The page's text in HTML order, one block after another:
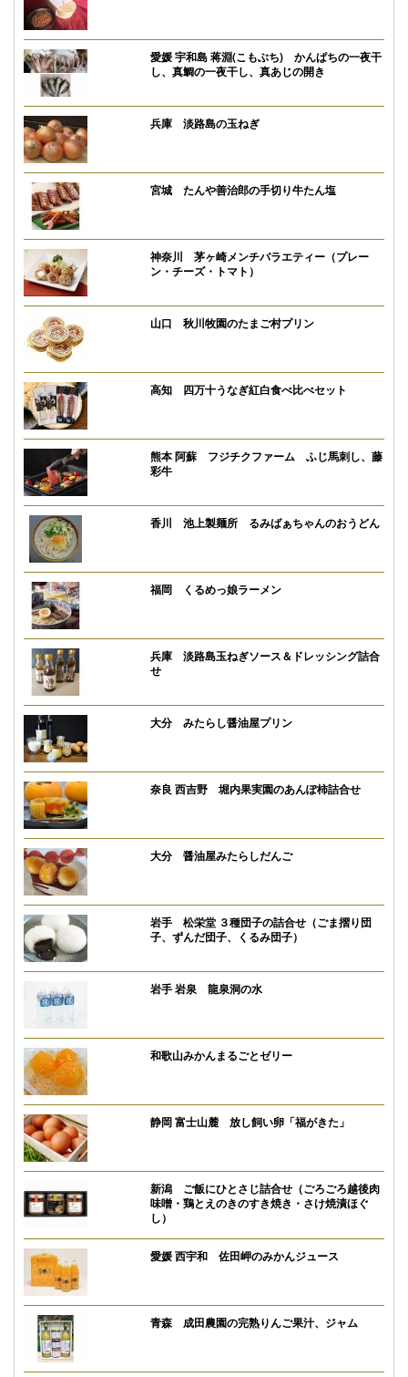
愛媛 宇和島 蒋淵(こもぶち) かんぱちの一夜干
し、真鯛の一夜干し、真あじの開き
兵庫 淡路島の玉ねぎ
宮城 たんや善治郎の手切り牛たん塩
神奈川 茅ヶ崎メンチバラエティー（プレー
ン・チーズ・トマト）
山口 秋川牧園のたまご村プリン
高知 四万十うなぎ紅白食べ比べセット
熊本 阿蘇 フジチクファーム ふじ馬刺し、藤
彩牛
香川 池上製麺所 るみばぁちゃんのおうどん
福岡 くるめっ娘ラーメン
兵庫 淡路島玉ねぎソース＆ドレッシング詰合
せ
大分 みたらし醤油屋プリン
奈良 西吉野 堀内果実園のあんぽ柿詰合せ
大分 醤油屋みたらしだんご
岩手 松栄堂 ３種団子の詰合せ（ごま摺り団
子、ずんだ団子、くるみ団子）
岩手 岩泉 龍泉洞の水
和歌山みかんまるごとゼリー
静岡 富士山麓 放し飼い卵「福がきた」
新潟 ご飯にひとさじ詰合せ（ごろごろ越後肉
味噌・鶏とえのきのすき焼き・さけ焼漬ほぐ
し）
愛媛 西宇和 佐田岬のみかんジュース
青森 成田農園の完熟りんご果汁、ジャム